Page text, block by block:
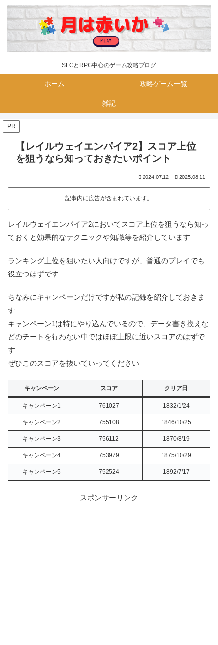
SLGとRPG中心のゲーム攻略ブログ
ホーム 攻略ゲーム一覧
雑記
PR
【レイルウェイエンパイア2】スコア上位
を狙うなら知っておきたいポイント
2024.07.12 2025.08.11
記事内に広告が含まれています。
レイルウェイエンパイア2においてスコア上位を狙うなら知っ
ておくと効果的なテクニックや知識等を紹介しています
ランキング上位を狙いたい人向けですが、普通のプレイでも
役立つはずです
ちなみにキャンペーンだけですが私の記録を紹介しておきま
す
キャンペーン1は特にやり込んでいるので、データ書き換えな
どのチートを行わない中ではほぼ上限に近いスコアのはずで
す
ぜひこのスコアを抜いていってください
キャンペーン スコア クリア日
キャンペーン1 761027 1832/1/24
キャンペーン2 755108 1846/10/25
キャンペーン3 756112 1870/8/19
キャンペーン4 753979 1875/10/29
キャンペーン5 752524 1892/7/17
スポンサーリンク